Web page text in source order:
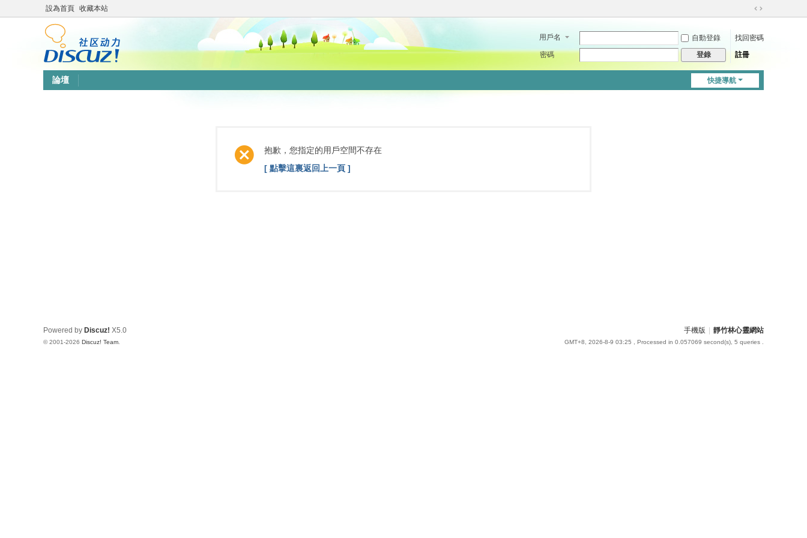
設為首頁 收藏本站
切
到
用戶名 自動登錄
找回密碼
密碼
登錄 註冊
快捷導航
論壇
抱歉，您指定的用戶空間不存在
[ 點擊這裏返回上一頁 ]
手機版 靜竹林心靈網站
GMT+8, 2026-8-9 03:25 , Processed in 0.057069 second(s), 5 queries .
Powered by Discuz! X5.0
© 2001-2026 Discuz! Team